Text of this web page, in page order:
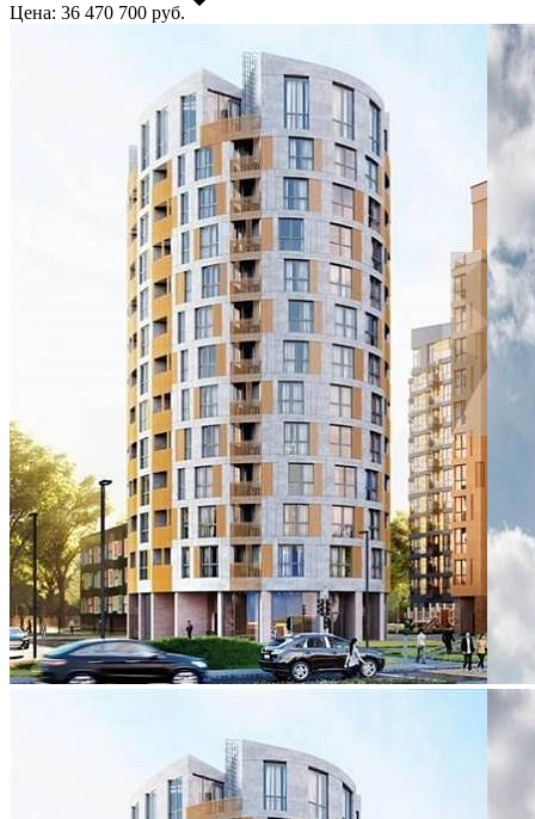
Цена: 36 470 700 руб.